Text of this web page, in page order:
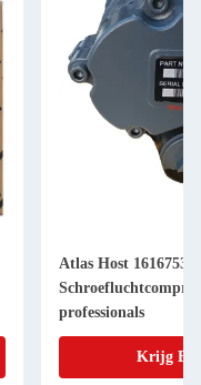
Atlas Host
professionals
Krijg